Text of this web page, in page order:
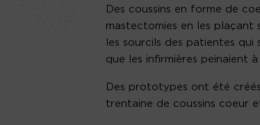
Des coussins en forme de
mastectomies en les plaçant
les sourcils des patientes
que les infirmières peinaient
Des prototypes ont été
trentaine de coussins coeur